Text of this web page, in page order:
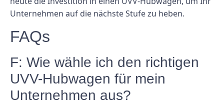
Unternehmen auf die nächste Stufe zu heben.
FAQs
F: Wie wähle ich den richtigen
UVV-Hubwagen für mein
Unternehmen aus?